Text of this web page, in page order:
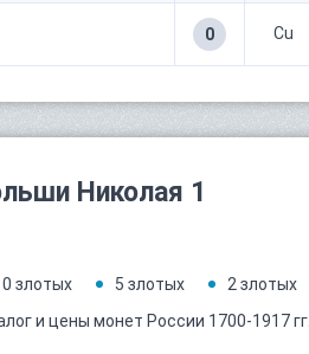
0 Cu
Николая 1
злотых 5 злотых 2 злотых
и цены монет России 1700-1917 гг.